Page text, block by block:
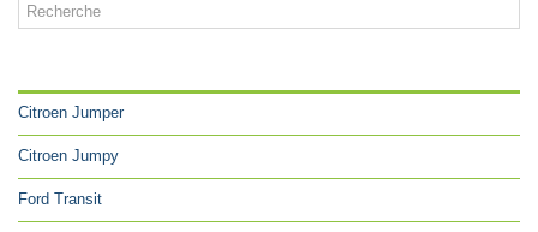
Citroen Jumper
Citroen Jumpy
Ford Transit